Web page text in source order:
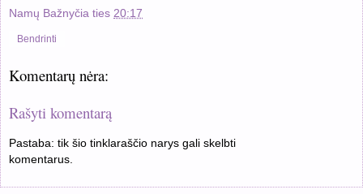
Namų Bažnyčia ties 20:17
Bendrinti
Komentarų nėra:
Rašyti komentarą
Pastaba: tik šio tinklaraščio narys gali skelbti
komentarus.